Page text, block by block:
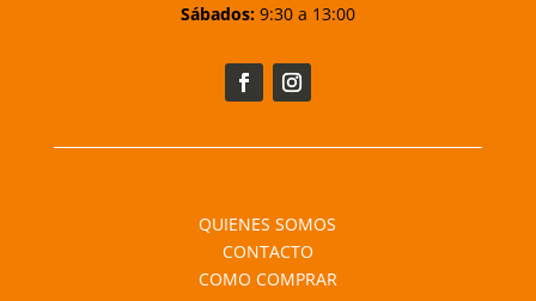
Sábados:9:30 a 13:00
QUIENES SOMOS
CONTACTO
COMO COMPRAR